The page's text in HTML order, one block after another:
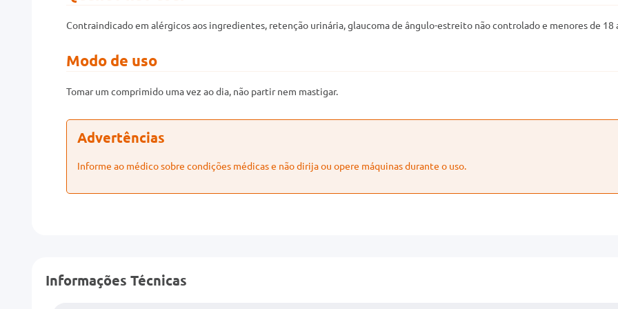
Contraindicado em alérgicos aos ingredientes, retenção urinária, glaucoma de ângulo-estreito não controlado e menores de 18
Modo de uso
Tomar um comprimido uma vez ao dia, não partir nem mastigar.
Advertências
Informe ao médico sobre condições médicas e não dirija ou opere máquinas durante o uso.
Informações Técnicas